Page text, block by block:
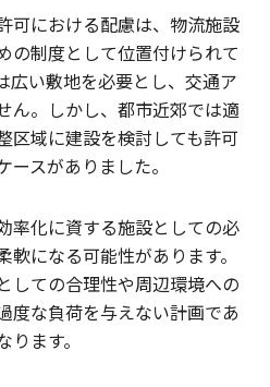
可における配慮は、物流施設
の制度として位置付けられて
広い敷地を必要とし、交通ア
ん。しかし、都市近郊では適
区域に建設を検討しても許可
スがありました。
率化に資する施設としての必
になる可能性があります。
しての合理性や周辺環境への
度な負荷を与えない計画であ
ます。